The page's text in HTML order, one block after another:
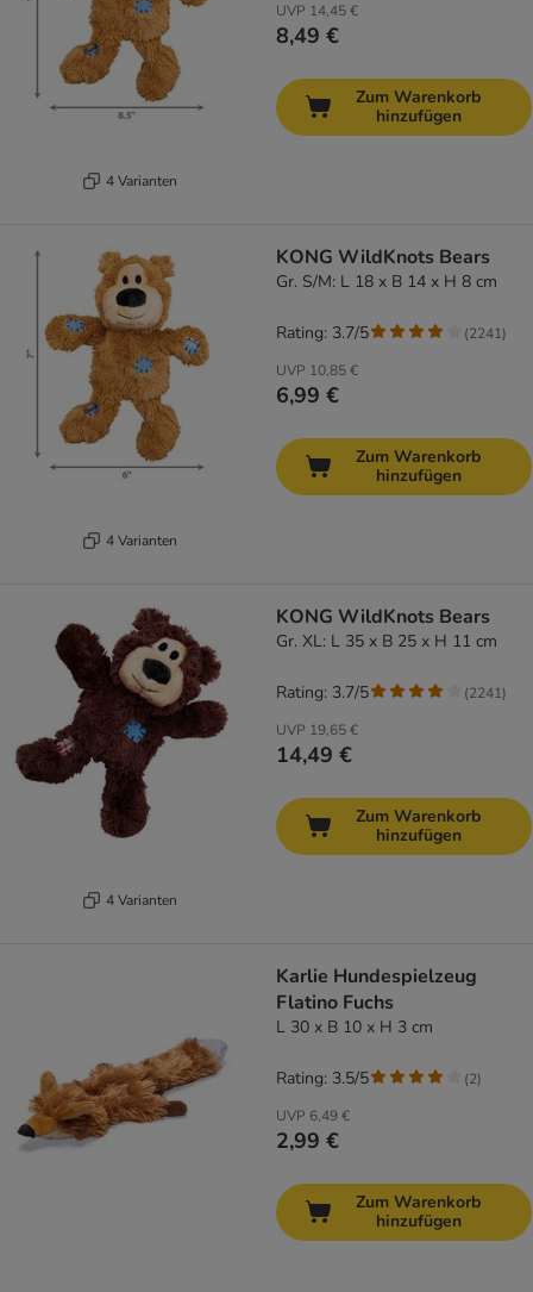
4 Varianten
UVP 14,45 €
8,49 €
Zum Warenkorb
hinzufügen
4 Varianten
KONG WildKnots Bears
Gr. S/M: L 18 x B 14 x H 8 cm
UVP 10,85 €
6,99 €
Rating: 3.7/5 (2241)
Zum Warenkorb
hinzufügen
4 Varianten
KONG WildKnots Bears
Gr. XL: L 35 x B 25 x H 11 cm
UVP 19,65 €
14,49 €
Rating: 3.7/5 (2241)
Zum Warenkorb
hinzufügen
Karlie Hundespielzeug
Flatino Fuchs
L 30 x B 10 x H 3 cm
UVP 6,49 €
2,99 €
Rating: 3.5/5 (2)
Zum Warenkorb
hinzufügen